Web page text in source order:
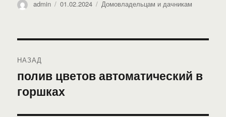
Автор
admin Опубликовано
01.02.2024 Рубрики
Домовладельцам и дачникам
по
записям
НАЗАД
Предыдущая
запись:
полив цветов автоматический в
горшках